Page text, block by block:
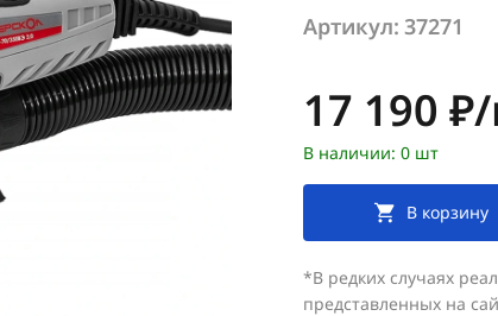
Артикул: 37271
Цена:
17 190
В наличии: 0 шт
В корзину
*В редких случаях
представленных на